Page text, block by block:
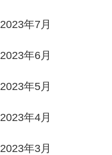
2023年7月
2023年6月
2023年5月
2023年4月
2023年3月